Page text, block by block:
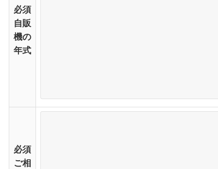
必須
自販
機の
年式
必須
ご相